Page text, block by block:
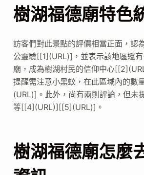
樹湖福德廟特色
訪客們對此景點的評價相當正面，認
公靈驗[[1](URL)]，並表示該地區還
廟，成為樹湖村民的信仰中心
提醒需注意小黑蚊，在此區域內的數
(URL)]。此外，尚有兩則評論，但未
等[[4](URL)][[5](URL)]。
樹湖福德廟怎麼